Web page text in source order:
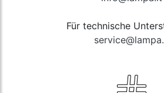
Für technische